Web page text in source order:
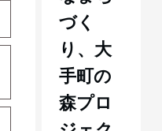
づく
り、大
手町の
森プロ